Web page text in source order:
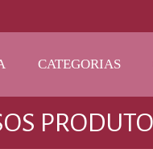
CATEGORIAS